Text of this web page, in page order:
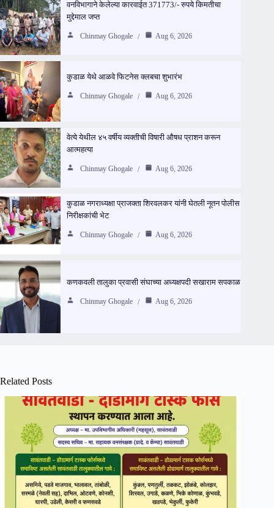
वनविभागाने केलेल्या कारवाईत 371773/- रुपये किमतीचा
मुद्देमाल जप्त
Chinmay Ghogale Aug 6, 2026
कुडाळ येथे आळवे फिटनेस क्लबचा शुभारंभ
Chinmay Ghogale Aug 6, 2026
वेत्ये येथील ४५ वर्षीय व्यक्तीची विषारी औषध प्राशन करून
आत्महत्या
Chinmay Ghogale Aug 6, 2026
कुडाळ नगराध्यक्षा प्राजक्ता शिरवलकर यांनी घेतली नूतन पोलीस
निरीक्षकांची भेट
Chinmay Ghogale Aug 6, 2026
कणकवली तालुका प्रवासी संघाच्या अध्यक्षपदी सखाराम सपकाळ
Chinmay Ghogale Aug 6, 2026
Related Posts